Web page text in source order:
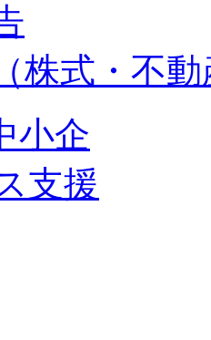
株式・不